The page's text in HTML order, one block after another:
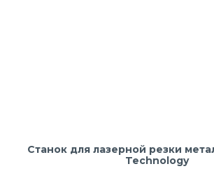
Станок для лазерной резки
Technology